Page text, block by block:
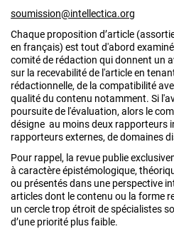
soumission@intellectica.org
Chaque proposition d’article
en français) est tout d'abord
comité de rédaction qui donnent un
sur la recevabilité de l'article en
rédactionnelle, de la compatibilité
qualité du contenu notamment. Si
poursuite de l'évaluation, alors le
désigne au moins deux rapporteurs
rapporteurs externes, de domaines
Pour rappel, la revue publie
à caractère épistémologique,
ou présentés dans une perspective
articles dont le contenu ou la forme
un cercle trop étroit de spécialistes
d’une priorité plus faible.